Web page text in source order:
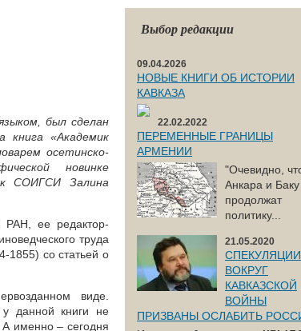
был сделан
книга «Академик
осетинско-
новинке
СОИГСИ Залина
РАН, ее редактор-
труда
1855) со статьей о
виде.
у данной книги не
А именно – сегодня
Выбор редакции
09.04.2026
НОВЫЕ КНИГИ ОБ ИСТОРИИ
КАВКАЗА
22.02.2022
ПЕРЕМЕННЫЕ ГРАНИЦЫ
АРМЕНИИ
"Очевидно,
Анкара и Баку
продолжат
политику...
21.05.2020
СПЕКУЛЯЦИИ
ВОКРУГ
КАВКАЗСКОЙ
ВОЙНЫ
ПРИЗВАНЫ ОСЛАБИТЬ